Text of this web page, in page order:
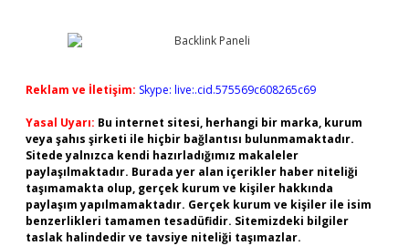
Reklam ve İletişim: Skype: live:.cid.575569c608265c69
Yasal Uyarı: Bu internet sitesi, herhangi bir marka, kurum
veya şahıs şirketi ile hiçbir bağlantısı bulunmamaktadır.
Sitede yalnızca kendi hazırladığımız makaleler
paylaşılmaktadır. Burada yer alan içerikler haber niteliği
taşımamakta olup, gerçek kurum ve kişiler hakkında
paylaşım yapılmamaktadır. Gerçek kurum ve kişiler ile isim
benzerlikleri tamamen tesadüfidir. Sitemizdeki bilgiler
taslak halindedir ve tavsiye niteliği taşımazlar.